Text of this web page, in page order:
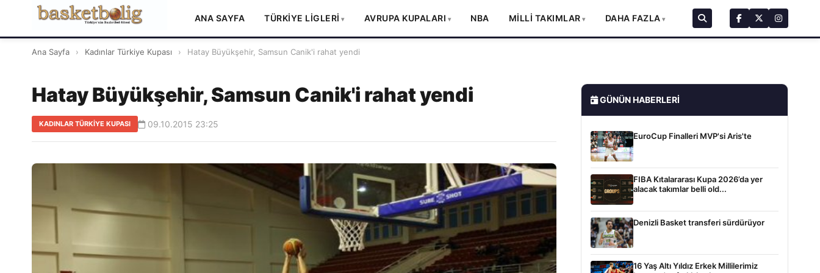
ANA SAYFA TÜRKİYE LİGLERİ AVRUPA KUPALARI NBA MİLLİ TAKIMLAR DAHA FAZLA
Ana Sayfa › Kadınlar Türkiye Kupası › Hatay Büyükşehir, Samsun Canik'i rahat yendi
Hatay Büyükşehir, Samsun Canik'i rahat yendi
KADINLAR TÜRKIYE KUPASI 09.10.2015 23:25
GÜNÜN HABERLERI
EuroCup Finalleri MVP'si Aris'te
FIBA Kıtalararası Kupa 2026’da yer
alacak takımlar belli old...
Denizli Basket transferi sürdürüyor
16 Yaş Altı Yıldız Erkek Millilerimiz